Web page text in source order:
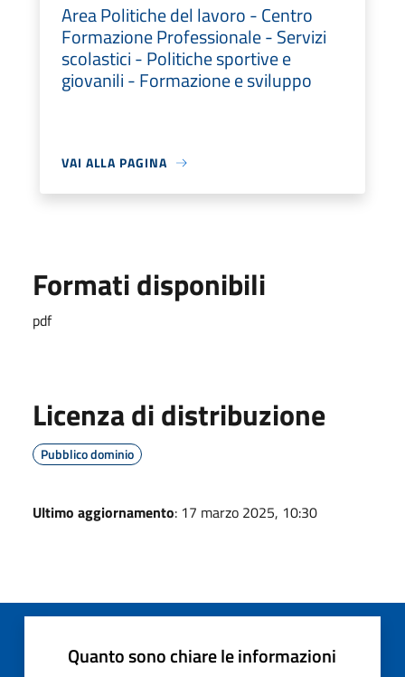
Area Politiche del lavoro - Centro
Formazione Professionale - Servizi
scolastici - Politiche sportive e
giovanili - Formazione e sviluppo
VAI ALLA PAGINA
Formati disponibili
pdf
Licenza di distribuzione
Pubblico dominio
Ultimo aggiornamento: 17 marzo 2025, 10:30
Quanto sono chiare le informazioni